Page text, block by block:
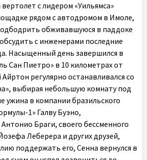
с лидером «Уильямса»
рядом с автодромом в Имоле,
обживавшуюся в паддоке
с инженерами последние
Насыщенный день завершился в
Сан Пиетро» в 10 километрах от
регулярно останавливался со
выбирая небольшую комнату под
ужина в компании бразильского
1» Галву Буэно,
Браги, своего бессменного
Леберера и других друзей,
поддержать его, Сенна вернулся в